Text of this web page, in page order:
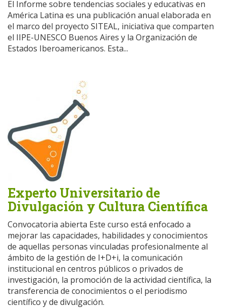
El Informe sobre tendencias sociales y educativas en
América Latina es una publicación anual elaborada en
el marco del proyecto SITEAL, iniciativa que comparten
el IIPE-UNESCO Buenos Aires y la Organización de
Estados Iberoamericanos. Esta...
Experto Universitario de
Divulgación y Cultura Científica
Convocatoria abierta Este curso está enfocado a
mejorar las capacidades, habilidades y conocimientos
de aquellas personas vinculadas profesionalmente al
ámbito de la gestión de I+D+i, la comunicación
institucional en centros públicos o privados de
investigación, la promoción de la actividad científica, la
transferencia de conocimientos o el periodismo
científico y de divulgación.